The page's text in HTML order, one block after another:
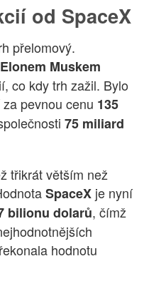
od SpaceX
přelomový.
Elonem Muskem
co kdy trh zažil. Bylo
za pevnou cenu 135
75 miliard
třikrát větším než
SpaceX je nyní
bilionu dolarů, čímž
hodnotu